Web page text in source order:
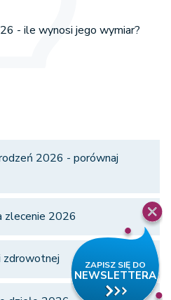
- ile wynosi jego wymiar?
2026 - porównaj
zlecenie 2026
zdrowotnej